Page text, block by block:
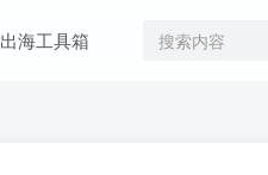
出海工具箱